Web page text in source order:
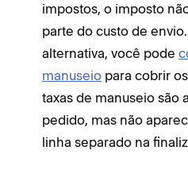
impostos, o imposto
parte do custo de
alternativa, você pode
manuseio para cobrir
taxas de manuseio são
pedido, mas não
linha separado na